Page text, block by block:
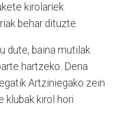
kirolariek.
behar dituzte.
dute, baina mutilak
hartzeko. Dena
Artziniegako zein
klubak kirol hori